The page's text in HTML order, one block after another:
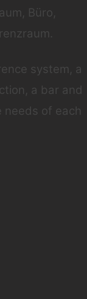
Büro,
system, a
a bar and
needs of each